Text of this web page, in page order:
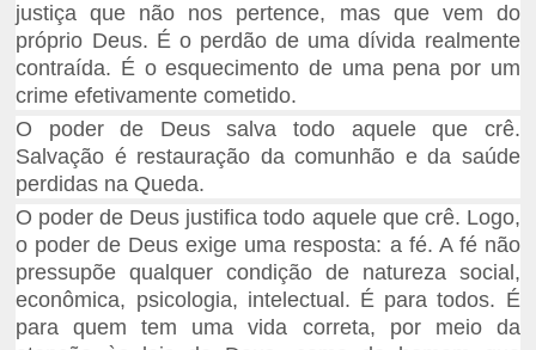
justiça que não nos pertence, mas que vem do
próprio Deus. É o perdão de uma dívida realmente
contraída. É o esquecimento de uma pena por um
crime efetivamente cometido.
O poder de Deus salva todo aquele que crê.
Salvação é restauração da comunhão e da saúde
perdidas na Queda.
O poder de Deus justifica todo aquele que crê. Logo,
o poder de Deus exige uma resposta: a fé. A fé não
pressupõe qualquer condição de natureza social,
econômica, psicologia, intelectual. É para todos. É
para quem tem uma vida correta, por meio da